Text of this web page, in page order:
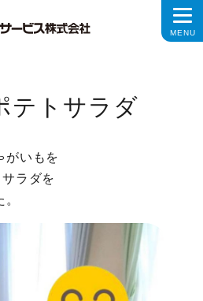
テトサラダ
がいもを
ラダを